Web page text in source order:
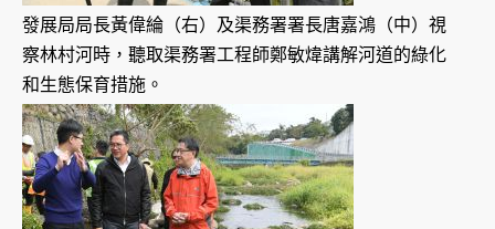
發展局局長黃偉綸（右）及渠務署署長唐嘉鴻（中）視
察林村河時，聽取渠務署工程師鄭敏煒講解河道的綠化
和生態保育措施。